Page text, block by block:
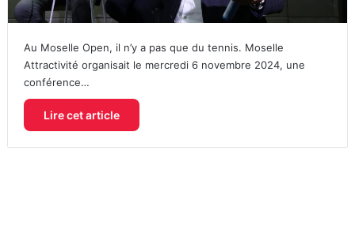
Au Moselle Open, il n’y a pas que du tennis. Moselle
Attractivité organisait le mercredi 6 novembre 2024, une
conférence…
Lire cet article